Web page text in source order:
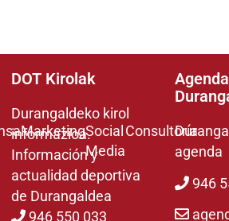
MarketingSocial
Media
Consultoría
DOT Kirolak
Durangaldeko kirol
informazioa.
Información y
actualidad deportiva
de Durangaldea
946 550 033
Agenda
agenda
946